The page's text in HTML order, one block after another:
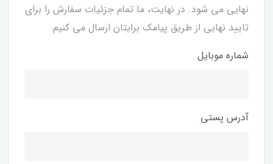
نهایی می شود. در نهایت، ما تمام جزئیات سفارش را برای
تایید نهایی از طریق پیامک برایتان ارسال می کنیم.
شماره موبایل
آدرس پستی